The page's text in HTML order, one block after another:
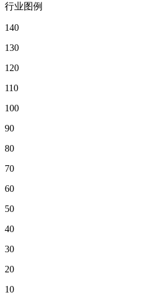
行业图例
140
130
120
110
100
90
80
70
60
50
40
30
20
10